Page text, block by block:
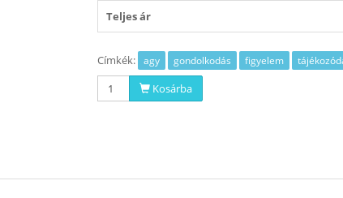
Teljes ár
Címkék: agy gondolkodás figyelem
Kosárba